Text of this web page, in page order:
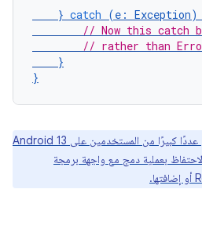
} catch (e : Exception)
// Now this catch
// rather than
}
}
إذا كان تطبيقك يضم عددًا كبيرًا من المستخدمين على Android 13
بعملية دمج مع واجهة برمجة